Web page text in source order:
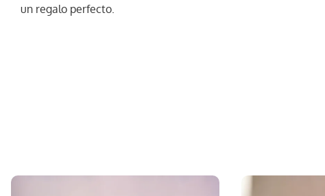
un regalo perfecto.